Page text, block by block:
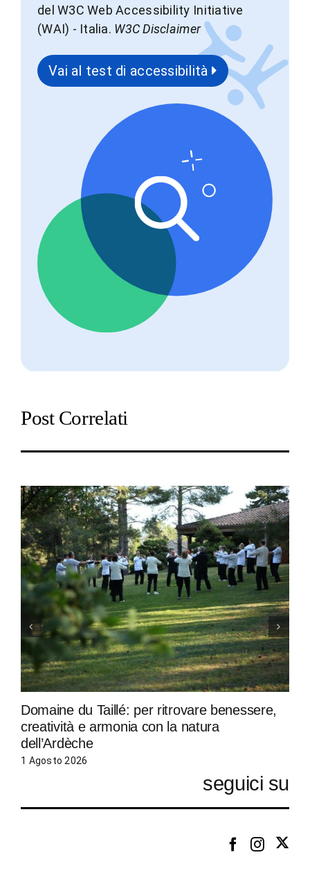
del W3C Web Accessibility Initiative
(WAI) - Italia. W3C Disclaimer
Vai al test di accessibilità
Post Correlati
Domaine du Taillé: per ritrovare benessere,
creatività e armonia con la natura
dell’Ardèche
1 Agosto 2026
seguici su